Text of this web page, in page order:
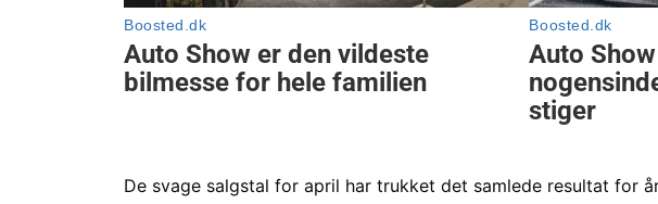
De svage salgstal for april har trukket det samlede resultat for